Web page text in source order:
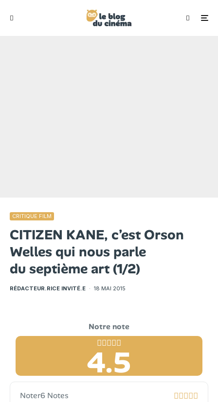
CRITIQUE FILM
CITIZEN KANE, c’est Orson
Welles qui nous parle
du septième art (1/2)
RÉDACTEUR.RICE INVITÉ.E · 18 MAI 2015
Noter6 Notes
4.5